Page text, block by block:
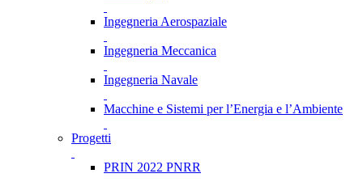
Ingegneria Aerospaziale
Ingegneria Meccanica
Ingegneria Navale
Macchine e Sistemi per l’Energia e l’Ambiente
Progetti
PRIN 2022 PNRR